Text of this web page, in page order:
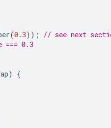
(0.3));
// see next
0.3
)
{